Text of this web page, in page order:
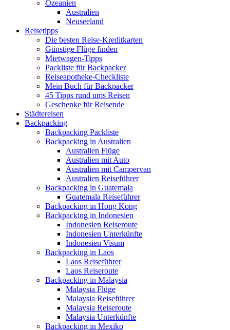
Ozeanien
Australien
Neuseeland
Reisetipps
Die besten Reise-Kreditkarten
Günstige Flüge finden
Mietwagen-Tipps
Packliste für Backpacker
Reiseapotheke-Checkliste
Mein Buch für Backpacker
45 Tipps rund ums Reisen
Geschenke für Reisende
Städtereisen
Backpacking
Backpacking Packliste
Backpacking in Australien
Australien Flüge
Australien mit Auto
Australien mit Campervan
Australien Reiseführer
Backpacking in Guatemala
Guatemala Reiseführer
Backpacking in Hong Kong
Backpacking in Indonesien
Indonesien Reiseroute
Indonesien Unterkünfte
Indonesien Visum
Backpacking in Laos
Laos Reiseführer
Laos Reiseroute
Backpacking in Malaysia
Malaysia Flüge
Malaysia Reiseführer
Malaysia Reiseroute
Malaysia Unterkünfte
Backpacking in Mexiko